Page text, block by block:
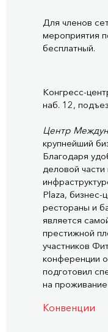
Для членов
мероприятия
бесплатный.
Конгресс-
наб. 12,
Центр
крупнейший
Благодаря
деловой
Plaza, бизнес-
рестораны и
является
престижной
участников
конференции
подготовил
на
Конвенции